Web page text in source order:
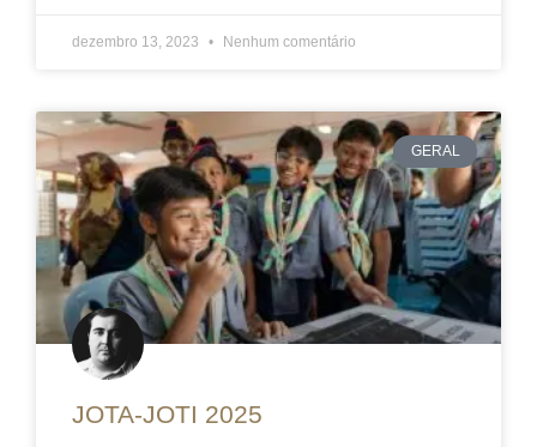
dezembro 13, 2023 Nenhum comentário
GERAL
JOTA-JOTI 2025